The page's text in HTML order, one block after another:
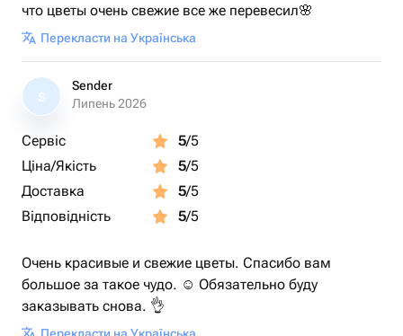
что цветы очень свежие все же перевесил🌸
Перекласти на Українська
S
Sender
Липень 2026
Сервіс 5/5
Ціна/Якість
5/5
Доставка
5/5
Відповідність
5/5
Очень красивые и свежие цветы. Спасибо вам
большое за такое чудо. ☺️ Обязательно буду
заказывать снова. 👌